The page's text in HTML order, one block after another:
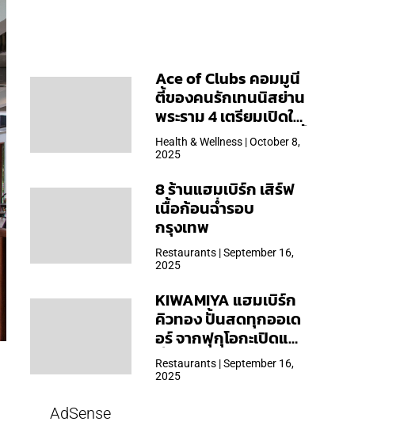
Ace of Clubs คอมมูนี
ตี้ของคนรักเทนนิสย่าน
พระราม 4 เตรียมเปิดให้
บริการวันแรก 19 ต.ค. นี้
Health & Wellness | October 8,
2025
8 ร้านแฮมเบิร์ก เสิร์ฟ
เนื้อก้อนฉ่ำรอบ
กรุงเทพ
Restaurants | September 16,
2025
KIWAMIYA แฮมเบิร์ก
คิวทอง ปั้นสดทุกออเด
อร์ จากฟุกุโอกะเปิดแล้ว
ที่ Central Park
Restaurants | September 16,
2025
AdSense